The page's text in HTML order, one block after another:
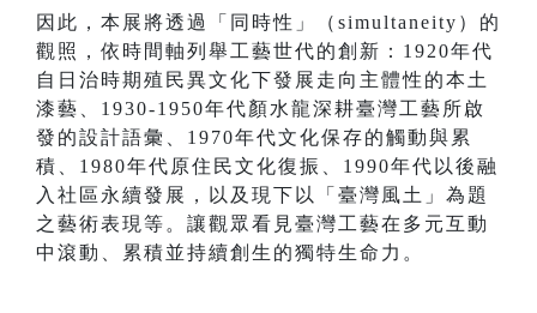
因此，本展將透過「同時性」（simultaneity）的
觀照，依時間軸列舉工藝世代的創新：1920年代
自日治時期殖民異文化下發展走向主體性的本土
漆藝、1930-1950年代顏水龍深耕臺灣工藝所啟
發的設計語彙、1970年代文化保存的觸動與累
積、1980年代原住民文化復振、1990年代以後融
入社區永續發展，以及現下以「臺灣風土」為題
之藝術表現等。讓觀眾看見臺灣工藝在多元互動
中滾動、累積並持續創生的獨特生命力。